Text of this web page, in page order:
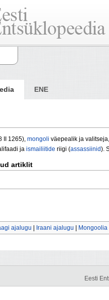
ENE
II 1265), mongoli väepealik ja valitseja,
ja ismailiitide riigi (assassiinid).
artiklit
ajalugu Iraani ajalugu
Eesti